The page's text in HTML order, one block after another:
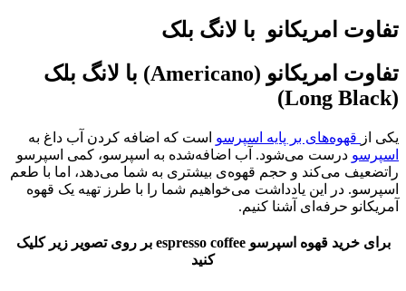
تفاوت امریکانو با لانگ بلک
تفاوت امریکانو (Americano) با لانگ بلک
(Long Black)
یکی از قهوه‌های بر پایه اسپرسو است که اضافه کردن آب داغ به
اسپرسو درست می‌شود. آب اضافه‌شده به اسپرسو، کمی اسپرسو
راتضعیف می‌کند و حجم قهوه‌ی بیشتری به شما می‌دهد، اما با طعم
اسپرسو. در این یادداشت می‌خواهیم شما را با طرز تهیه یک قهوه
آمریکانو حرفه‌ای آشنا کنیم.
برای خرید قهوه اسپرسو espresso coffee بر روی تصویر زیر کلیک
کنید